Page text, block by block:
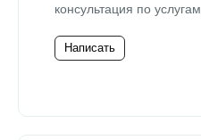
консультация по услугам.
Написать